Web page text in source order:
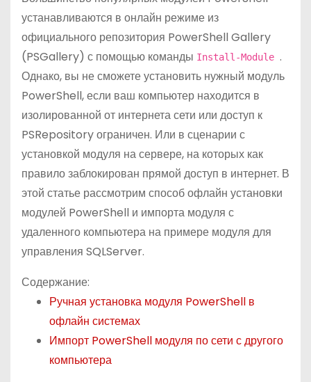
устанавливаются в онлайн режиме из
официального репозитория PowerShell Gallery
(PSGallery) с помощью команды Install-Module .
Однако, вы не сможете установить нужный модуль
PowerShell, если ваш компьютер находится в
изолированной от интернета сети или доступ к
PSRepository ограничен. Или в сценарии с
установкой модуля на сервере, на которых как
правило заблокирован прямой доступ в интернет. В
этой статье рассмотрим способ офлайн установки
модулей PowerShell и импорта модуля с
удаленного компьютера на примере модуля для
управления SQLServer.
Содержание:
Ручная установка модуля PowerShell в
офлайн системах
Импорт PowerShell модуля по сети с другого
компьютера